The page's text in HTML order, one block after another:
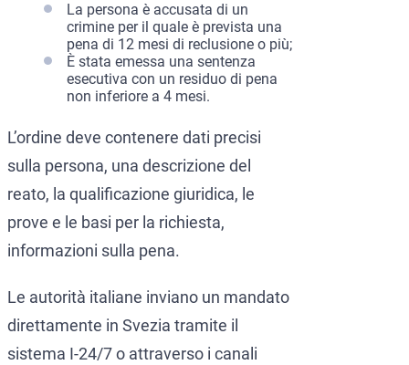
La persona è accusata di un
crimine per il quale è prevista una
pena di 12 mesi di reclusione o più;
È stata emessa una sentenza
esecutiva con un residuo di pena
non inferiore a 4 mesi.
L’ordine deve contenere dati precisi
sulla persona, una descrizione del
reato, la qualificazione giuridica, le
prove e le basi per la richiesta,
informazioni sulla pena.
Le autorità italiane inviano un mandato
direttamente in Svezia tramite il
sistema I-24/7 o attraverso i canali